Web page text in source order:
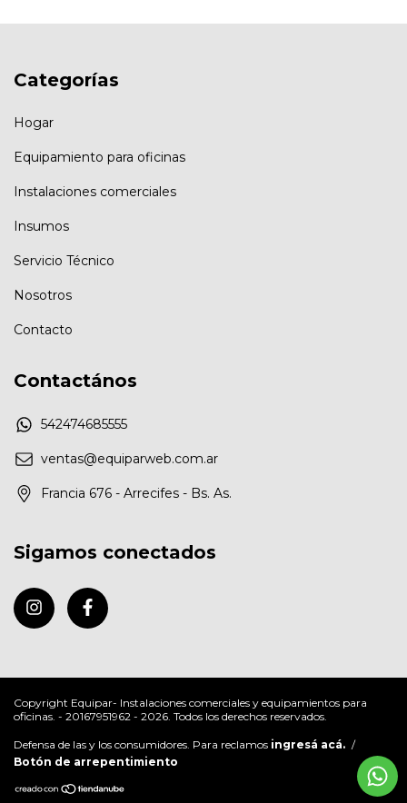
Categorías
Hogar
Equipamiento para oficinas
Instalaciones comerciales
Insumos
Servicio Técnico
Nosotros
Contacto
Contactános
542474685555
ventas@equiparweb.com.ar
Francia 676 - Arrecifes - Bs. As.
Sigamos conectados
Copyright Equipar- Instalaciones comerciales y equipamientos para
oficinas. - 20167951962 - 2026. Todos los derechos reservados.
Defensa de las y los consumidores. Para reclamos ingresá acá. /
Botón de arrepentimiento